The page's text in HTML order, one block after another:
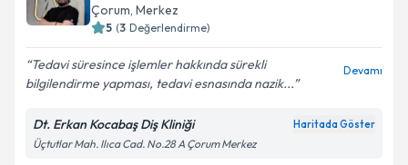
Kişisel verilerimin işlenmesine ilişkin
Aydınlatma
Metni'ni okudum ve kişisel verilerimin belirtilen
Çorum, Merkez
5 (3 Değerlendirme)
Tedavi süresince işlemler hakkında sürekli
bilgilendirme yapması, tedavi esnasında nazik...
Devamı
Dt. Erkan Kocabaş Diş Kliniği Haritada Göster
Üçtutlar Mah. Ilıca Cad. No.28 A Çorum Merkez